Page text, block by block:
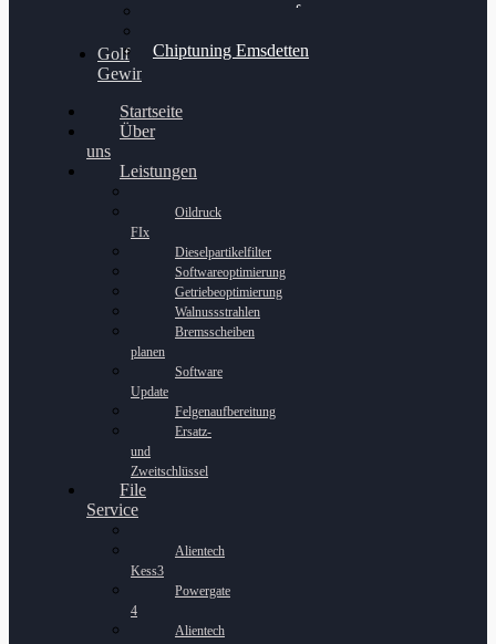
Chiptuning Schüttorf
Chiptuning Emsdetten
Golf
Gewinnspiel
Startseite
Über
uns
Leistungen
Oildruck
FIx
Dieselpartikelfilter
Softwareoptimierung
Getriebeoptimierung
Walnussstrahlen
Bremsscheiben
planen
Software
Update
Felgenaufbereitung
Ersatz-
und
Zweitschlüssel
File
Service
Alientech
Kess3
Powergate
4
Alientech